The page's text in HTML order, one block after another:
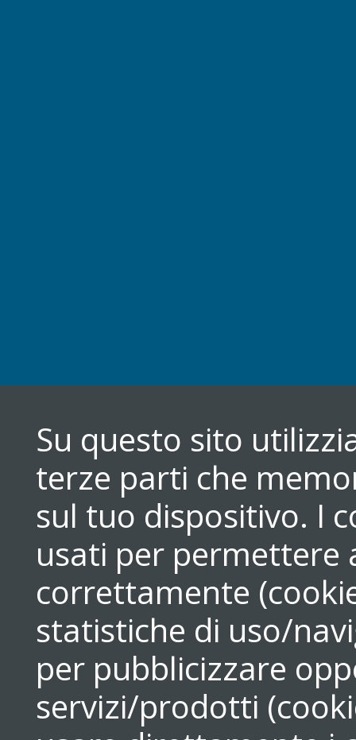
Su questo sito
terze parti che
sul tuo dispositivo. I
usati per permettere
correttamente
statistiche di uso/
per pubblicizzare
servizi/prodotti